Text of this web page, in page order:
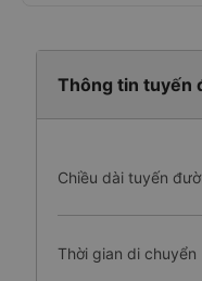
Thông tin tuyến
Chiều dài tuyến
Thời gian di chuyển